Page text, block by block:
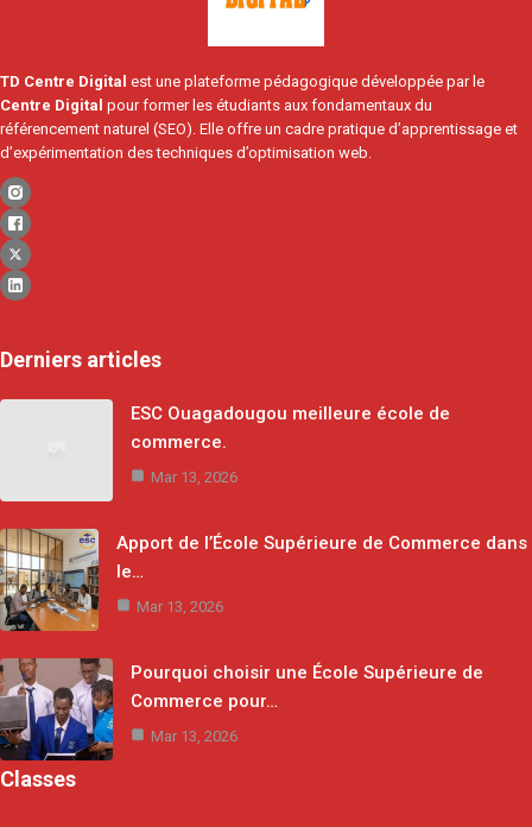
TD Centre Digital est une plateforme pédagogique développée par le
Centre Digital pour former les étudiants aux fondamentaux du
référencement naturel (SEO). Elle offre un cadre pratique d’apprentissage et
d’expérimentation des techniques d’optimisation web.
Derniers articles
ESC Ouagadougou meilleure école de
commerce.
Mar 13, 2026
Apport de l’École Supérieure de Commerce dans
le…
Mar 13, 2026
Pourquoi choisir une École Supérieure de
Commerce pour…
Mar 13, 2026
Classes